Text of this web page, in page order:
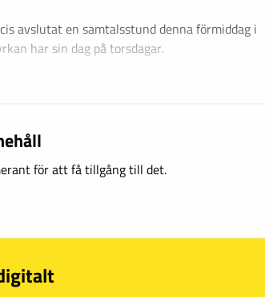
avslutat en samtalsstund denna förmiddag i
har sin dag på torsdagar.
för att få tillgång till det.